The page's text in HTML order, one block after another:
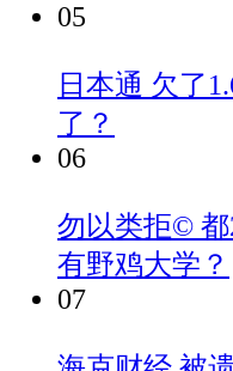
05
日本通 欠了
了？
06
勿以类拒©
有野鸡大学？
07